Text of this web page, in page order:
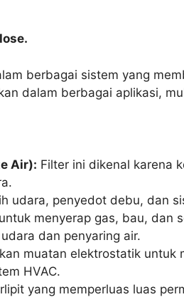
berbagai sistem yang
dalam berbagai aplikasi,
Air): Filter ini dikenal karena
udara, penyedot debu, dan
menyerap gas, bau, dan
dan penyaring air.
muatan elektrostatik
HVAC.
yang memperluas luas